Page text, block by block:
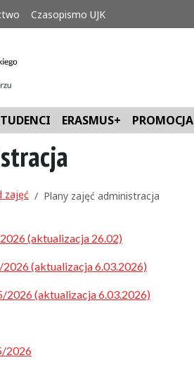
Czasopismo UJK
ERASMUS+ PROMOCJA
zajęć Plany zajęć administracja
(aktualizacja 26.02)
(aktualizacja 6.03.2026)
(aktualizacja 6.03.2026)
2026